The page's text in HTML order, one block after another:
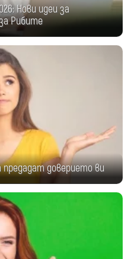
Нови идеи за
Рибите
предадат доверието ви